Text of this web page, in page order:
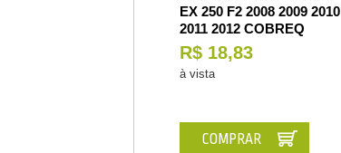
EX 250 F2 2008 2009 2010
2011 2012 COBREQ
R$ 18,83
à vista
COMPRAR